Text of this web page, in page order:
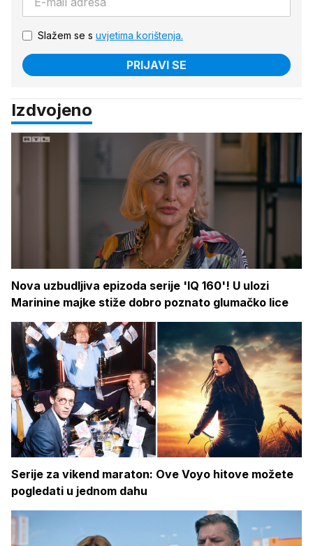
Slažem se s uvjetima korištenja.
PRIJAVI SE
Izdvojeno
Nova uzbudljiva epizoda serije 'IQ 160'! U ulozi
Marinine majke stiže dobro poznato glumačko lice
Serije za vikend maraton: Ove Voyo hitove možete
pogledati u jednom dahu